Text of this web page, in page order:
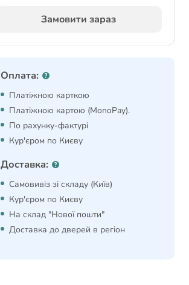
Замовити зараз
Оплата:
Платіжною карткою
Платіжною картою (MonoPay).
По рахунку-фактурі
Кур'єром по Києву
Доставка:
Самовивіз зі складу (Київ)
Кур'єром по Києву
На склад "Нової пошти"
Доставка до дверей в регіон